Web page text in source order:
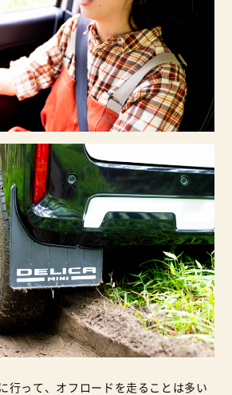
行って、オフロードを走ることは多い